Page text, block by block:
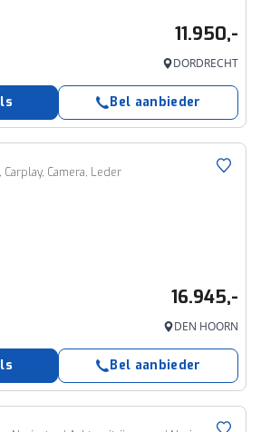
11.950,-
DORDRECHT
Bel aanbieder
Carplay, Camera, Leder
16.945,-
DEN HOORN
Bel aanbieder